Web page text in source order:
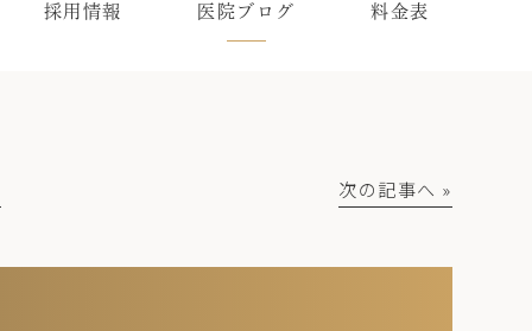
採用情報 医院ブログ 料金表
次の記事へ »